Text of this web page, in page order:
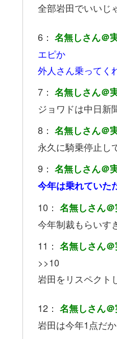
全部岩田でいいじ
6： 名無しさん＠
エピか
外人さん乗ってく
7： 名無しさん＠
ジョワドは中日新
8： 名無しさん＠
永久に騎乗停止し
9： 名無しさん＠
今年は乗れていた
10： 名無しさん
今年制裁もらいす
11： 名無しさん
>>10
岩田をリスペクト
12： 名無しさん
岩田は今年1点だ